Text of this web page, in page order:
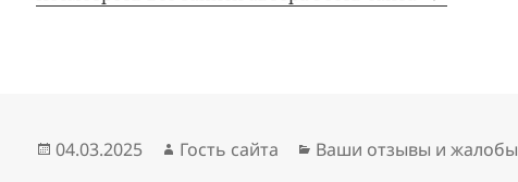
Опубликовано
04.03.2025 Автор
Гость сайта Рубрики
Ваши отзывы и жалобы